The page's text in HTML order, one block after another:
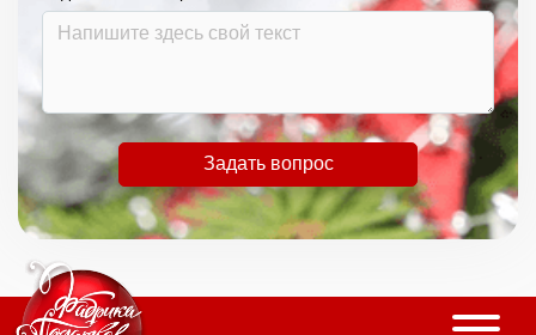
Задать вопрос